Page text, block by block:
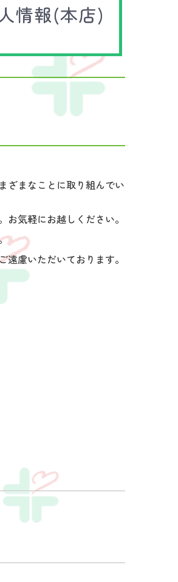
ざまなことに取り組んでい
気軽にお越しください。
慮いただいております。